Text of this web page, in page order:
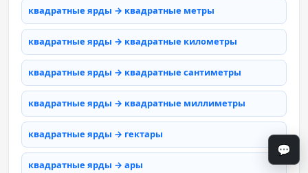
квадратные ярды → квадратные метры
квадратные ярды → квадратные километры
квадратные ярды → квадратные сантиметры
квадратные ярды → квадратные миллиметры
квадратные ярды → гектары
квадратные ярды → ары
💬